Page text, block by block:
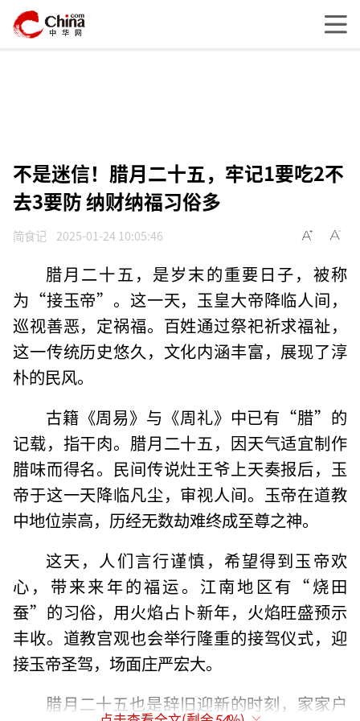
不是迷信！腊月二十五，牢记1要吃2不
去3要防 纳财纳福习俗多
简食记 2025-01-24 10:05:46
腊月二十五，是岁末的重要日子，被称
为“接玉帝”。这一天，玉皇大帝降临人间，
巡视善恶，定祸福。百姓通过祭祀祈求福祉，
这一传统历史悠久，文化内涵丰富，展现了淳
朴的民风。
古籍《周易》与《周礼》中已有“腊”的
记载，指干肉。腊月二十五，因天气适宜制作
腊味而得名。民间传说灶王爷上天奏报后，玉
帝于这一天降临凡尘，审视人间。玉帝在道教
中地位崇高，历经无数劫难终成至尊之神。
这天，人们言行谨慎，希望得到玉帝欢
心，带来来年的福运。江南地区有“烧田
蚕”的习俗，用火焰占卜新年，火焰旺盛预示
丰收。道教宫观也会举行隆重的接驾仪式，迎
接玉帝圣驾，场面庄严宏大。
腊月二十五也是辞旧迎新的时刻，家家户